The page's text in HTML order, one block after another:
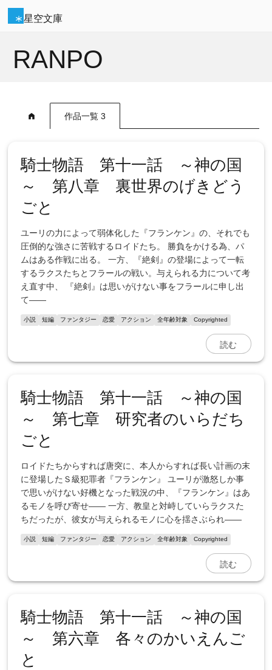
星空文庫
RANPO
作品一覧 3
騎士物語 第十一話 ～神の国
～ 第八章 裏世界のげきどう
ごと
ユーリの力によって弱体化した『フランケン』の、それでも
圧倒的な強さに苦戦するロイドたち。 勝負をかける為、パ
ムはある作戦に出る。 一方、『絶剣』の登場によって一転
するラクスたちとフラールの戦い。与えられる力について考
え直す中、 『絶剣』は思いがけない事をフラールに申し出
て――
小説 短編 ファンタジー 恋愛 アクション 全年齢対象 Copyrighted
読む
騎士物語 第十一話 ～神の国
～ 第七章 研究者のいらだち
ごと
ロイドたちからすれば唐突に、本人からすれば長い計画の末
に登場したＳ級犯罪者『フランケン』 ユーリが激怒しか事
で思いがけない好機となった戦況の中、『フランケン』はあ
るモノを呼び寄せ―― 一方、教皇と対峙していらラクスた
ちだったが、彼女が与えられるモノに心を揺さぶられ――
小説 短編 ファンタジー 恋愛 アクション 全年齢対象 Copyrighted
読む
騎士物語 第十一話 ～神の国
～ 第六章 各々のかいえんご
と